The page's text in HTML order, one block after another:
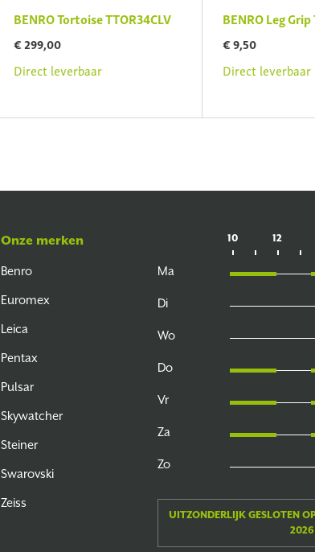
BENRO Tortoise TTOR34CLV
€ 299,00
Direct leverbaar
BENRO Leg Grip
€ 9,50
Direct leverbaar
Onze merken
Benro
Euromex
Leica
Pentax
Pulsar
Skywatcher
Steiner
Swarovski
Zeiss
10 12
Ma
Di
Wo
Do
Vr
Za
Zo
UITZONDERLIJK GESLOTEN
2026